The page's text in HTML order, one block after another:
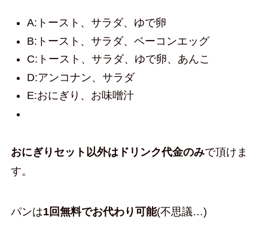
A:トースト、サラダ、ゆで卵
B:トースト、サラダ、ベーコンエッグ
C:トースト、サラダ、ゆで卵、あんこ
D:アンコナン、サラダ
E:おにぎり、お味噌汁
おにぎりセット以外はドリンク代金のみで頂けま
す。
パンは1回無料でお代わり可能(不思議…)